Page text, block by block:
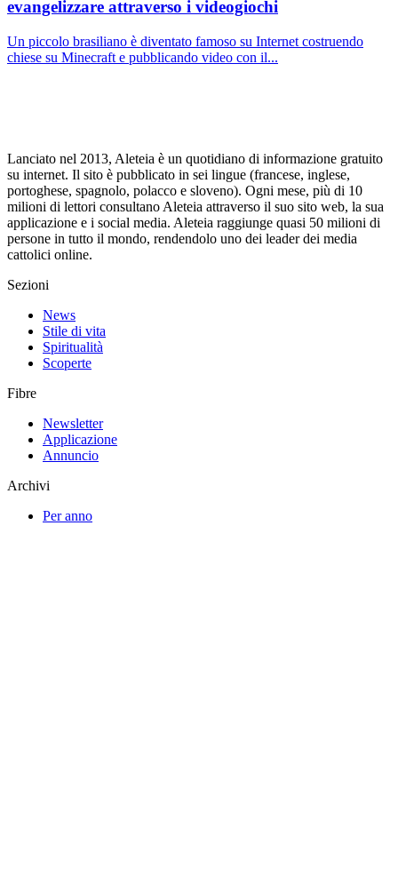
evangelizzare attraverso i videogiochi
Un piccolo brasiliano è diventato famoso su Internet costruendo
chiese su Minecraft e pubblicando video con il...
Lanciato nel 2013, Aleteia è un quotidiano di informazione gratuito
su internet. Il sito è pubblicato in sei lingue (francese, inglese,
portoghese, spagnolo, polacco e sloveno). Ogni mese, più di 10
milioni di lettori consultano Aleteia attraverso il suo sito web, la sua
applicazione e i social media. Aleteia raggiunge quasi 50 milioni di
persone in tutto il mondo, rendendolo uno dei leader dei media
cattolici online.
Sezioni
News
Stile di vita
Spiritualità
Scoperte
Fibre
Newsletter
Applicazione
Annuncio
Archivi
Per anno